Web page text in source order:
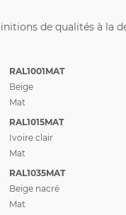
de qualités à la
RAL1001MAT
Beige
Mat
RAL1015MAT
Ivoire clair
Mat
RAL1035MAT
Beige nacré
Mat